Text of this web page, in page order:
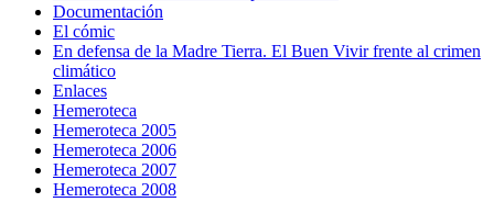
Documentación
El cómic
En defensa de la Madre Tierra. El Buen Vivir frente al crimen
climático
Enlaces
Hemeroteca
Hemeroteca 2005
Hemeroteca 2006
Hemeroteca 2007
Hemeroteca 2008